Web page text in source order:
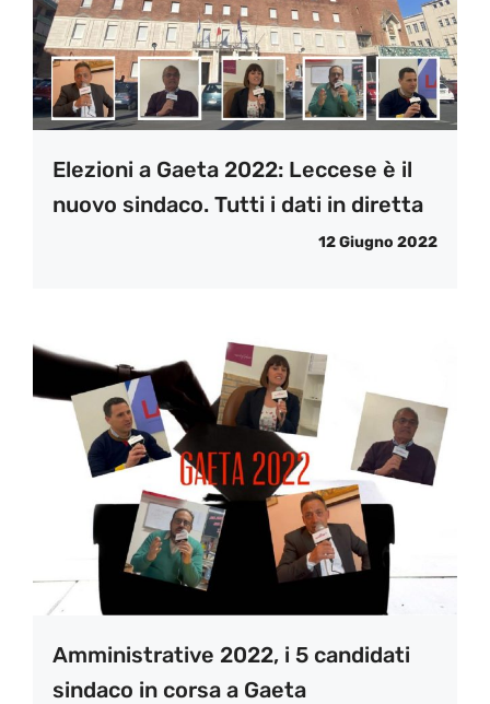
Elezioni a Gaeta 2022: Leccese è il
nuovo sindaco. Tutti i dati in diretta
12 Giugno 2022
Amministrative 2022, i 5 candidati
sindaco in corsa a Gaeta